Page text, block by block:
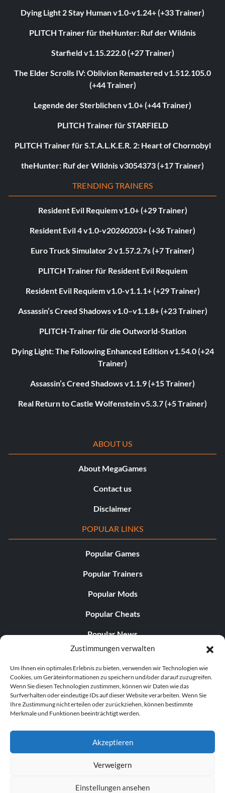
Zustimmungen verwalten
Um Ihnen ein optimales Erlebnis zu bieten, verwenden wir Technologien wie
Cookies, um Geräteinformationen zu speichern und/oder darauf zuzugreifen.
Wenn Sie diesen Technologien zustimmen, können wir Daten wie das
Surfverhalten oder eindeutige IDs auf dieser Website verarbeiten. Wenn Sie
Ihre Zustimmung nicht erteilen oder zurückziehen, können bestimmte
Merkmale und Funktionen beeinträchtigt werden.
Akzeptieren
Verweigern
Einstellungen ansehen
Dying Light 2 Stay Human v1.0-v1.24+ (+33 Trainer)
PLITCH Trainer für theHunter: Ruf der Wildnis
Starfield v1.15.222.0 (+27 Trainer)
The Elder Scrolls IV: Oblivion Remastered v1.512.105.0
(+44 Trainer)
Legende der Sterblichen v1.0+ (+44 Trainer)
PLITCH Trainer für STARFIELD
PLITCH Trainer für S.T.A.L.K.E.R. 2: Heart of Chornobyl
theHunter: Ruf der Wildnis v3054373 (+17 Trainer)
TRENDING TRAINERS
Resident Evil Requiem v1.0+ (+29 Trainer)
Resident Evil 4 v1.0-v20260203+ (+36 Trainer)
Euro Truck Simulator 2 v1.57.2.7s (+7 Trainer)
PLITCH Trainer für Resident Evil Requiem
Resident Evil Requiem v1.0-v1.1.1+ (+29 Trainer)
Assassin’s Creed Shadows v1.0–v1.1.8+ (+23 Trainer)
PLITCH-Trainer für die Outworld-Station
Dying Light: The Following Enhanced Edition v1.54.0 (+24
Trainer)
Assassin’s Creed Shadows v1.1.9 (+15 Trainer)
Real Return to Castle Wolfenstein v5.3.7 (+5 Trainer)
ABOUT US
About MegaGames
Contact us
Disclaimer
POPULAR LINKS
Popular Games
Popular Trainers
Popular Mods
Popular Cheats
Popular News
Popular Editorials
Popular Free Games
LATEST UPDATES
© 1998–2026 MegaGames.com All rights reserved